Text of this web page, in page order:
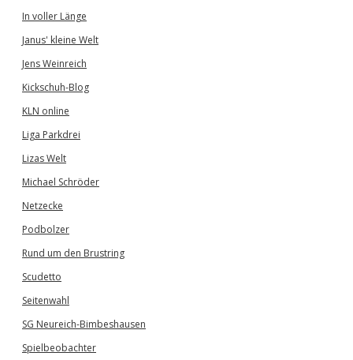
In voller Länge
Janus' kleine Welt
Jens Weinreich
Kickschuh-Blog
KLN online
Liga Parkdrei
Lizas Welt
Michael Schröder
Netzecke
Podbolzer
Rund um den Brustring
Scudetto
Seitenwahl
SG Neureich-Bimbeshausen
Spielbeobachter